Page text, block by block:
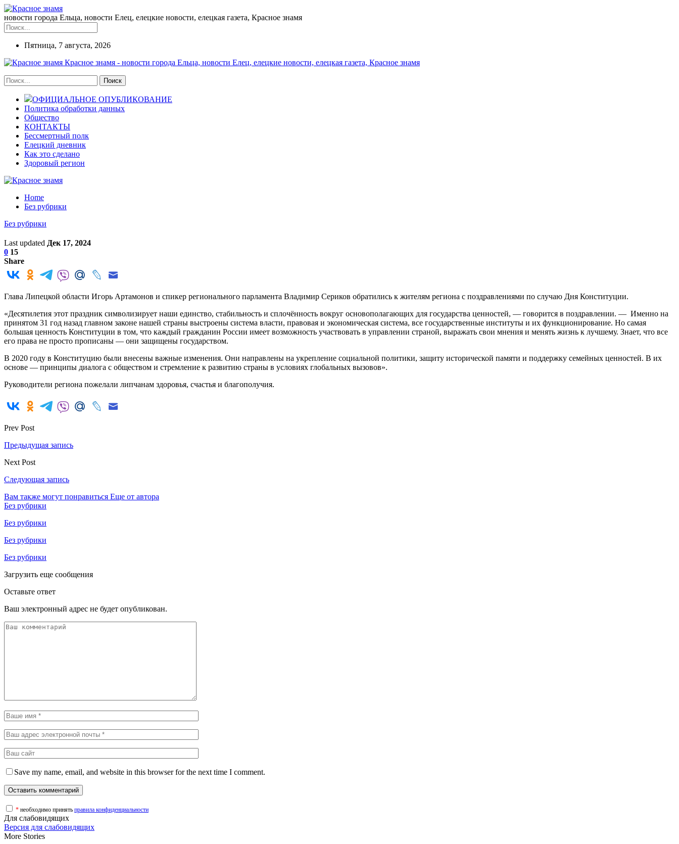
новости города Ельца, новости Елец, елецкие новости, елецкая газета, Красное знамя
Пятница, 7 августа, 2026
Красное знамя - новости города Ельца, новости Елец, елецкие новости, елецкая газета, Красное знамя
ОФИЦИАЛЬНОЕ ОПУБЛИКОВАНИЕ
Политика обработки данных
Общество
КОНТАКТЫ
Бессмертный полк
Елецкий дневник
Как это сделано
Здоровый регион
Home
Без рубрики
Без рубрики
Last updated Дек 17, 2024
0 15
Share
Глава Липецкой области Игорь Артамонов и спикер регионального парламента Владимир Сериков обратились к жителям региона с поздравлениями по случаю Дня Конституции.
«Десятилетия этот праздник символизирует наши единство, стабильность и сплочённость вокруг основополагающих для государства ценностей, — говорится в поздравлении. — Именно на
принятом 31 год назад главном законе нашей страны выстроены система власти, правовая и экономическая система, все государственные институты и их функционирование. Но самая
большая ценность Конституции в том, что каждый гражданин России имеет возможность участвовать в управлении страной, выражать свои мнения и менять жизнь к лучшему. Знает, что все
его права не просто прописаны — они защищены государством.
В 2020 году в Конституцию были внесены важные изменения. Они направлены на укрепление социальной политики, защиту исторической памяти и поддержку семейных ценностей. В их
основе — принципы диалога с обществом и стремление к развитию страны в условиях глобальных вызовов».
Руководители региона пожелали липчанам здоровья, счастья и благополучия.
Prev Post
Предыдущая запись
Next Post
Следующая запись
Вам также могут понравиться Еще от автора
Без рубрики
Без рубрики
Без рубрики
Без рубрики
Загрузить еще сообщения
Оставьте ответ
Ваш электронный адрес не будет опубликован.
Save my name, email, and website in this browser for the next time I comment.
* необходимо принять правила конфиденциальности
Для слабовидящих
Версия для слабовидящих
More Stories